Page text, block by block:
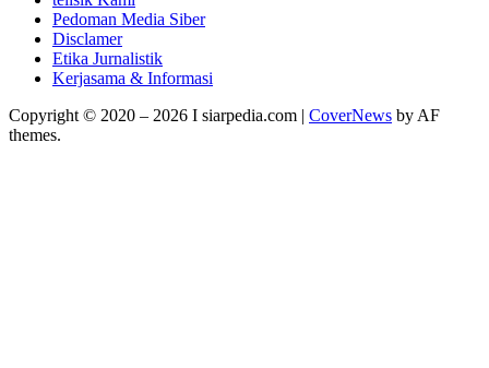
Pedoman Media Siber
Disclamer
Etika Jurnalistik
Kerjasama & Informasi
Copyright © 2020 – 2026 I siarpedia.com | CoverNews by AF
themes.